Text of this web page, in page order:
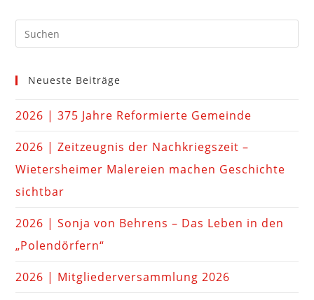
Neueste Beiträge
2026 | 375 Jahre Reformierte Gemeinde
2026 | Zeitzeugnis der Nachkriegszeit –
Wietersheimer Malereien machen Geschichte
sichtbar
2026 | Sonja von Behrens – Das Leben in den
„Polendörfern“
2026 | Mitgliederversammlung 2026